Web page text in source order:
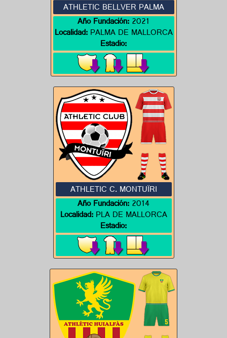
ATHLETIC BELLVER PALMA
Año Fundación:2021
Localidad:PALMA DE MALLORCA
Estadio:
ATHLETIC C. MONTUÏRI
Año Fundación:2014
Localidad:PLA DE MALLORCA
Estadio: